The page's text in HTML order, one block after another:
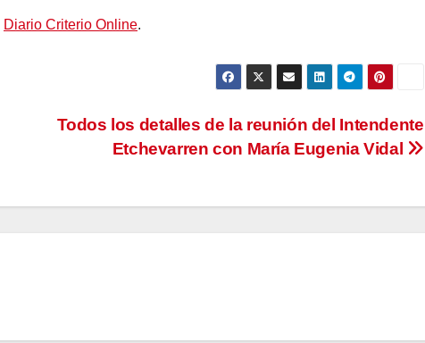
Diario Criterio Online.
Todos los detalles de la reunión del Intendente
Etchevarren con María Eugenia Vidal